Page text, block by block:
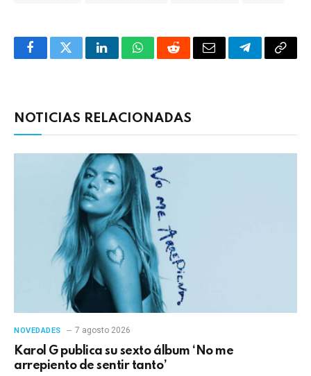
FacebookTwitterLinkedInWhatsAppRedditCorreoTelegrama
NOTICIAS RELACIONADAS
NOVEDADES 7 agosto 2026
Karol G publica su sexto álbum ‘No me
arrepiento de sentir tanto’